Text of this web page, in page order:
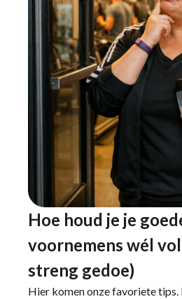
Hoe houd je je
voornemens wél
streng gedoe)
Hier komen onze favoriete tips.